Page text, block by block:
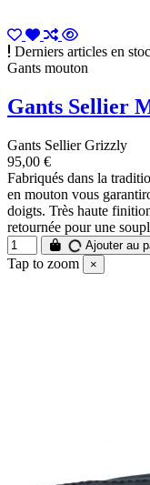
Derniers articles en
Gants mouton
Gants Sellier
Gants Sellier Grizzly
95,00 €
Fabriqués dans la
en mouton vous
doigts. Très haute
retournée pour une
Ajouter au
Tap to zoom ×